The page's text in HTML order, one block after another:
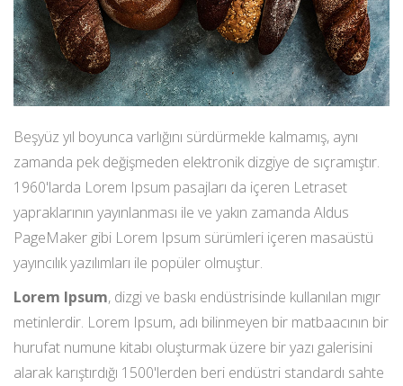
Beşyüz yıl boyunca varlığını sürdürmekle kalmamış, aynı
zamanda pek değişmeden elektronik dizgiye de sıçramıştır.
1960'larda Lorem Ipsum pasajları da içeren Letraset
yapraklarının yayınlanması ile ve yakın zamanda Aldus
PageMaker gibi Lorem Ipsum sürümleri içeren masaüstü
yayıncılık yazılımları ile popüler olmuştur.
Lorem Ipsum, dizgi ve baskı endüstrisinde kullanılan mıgır
metinlerdir. Lorem Ipsum, adı bilinmeyen bir matbaacının bir
hurufat numune kitabı oluşturmak üzere bir yazı galerisini
alarak karıştırdığı 1500'lerden beri endüstri standardı sahte